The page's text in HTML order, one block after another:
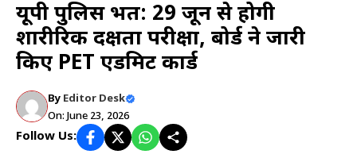
यूपी पुलिस भर्ती: 29 जून से होगी
शारीरिक दक्षता परीक्षा, बोर्ड ने जारी
किए PET एडमिट कार्ड
By Editor Desk
On: June 23, 2026
Follow Us: